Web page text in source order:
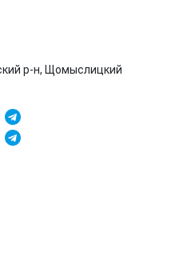
р-н, Щомыслицкий